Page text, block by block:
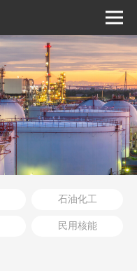
石油化工
民用核能